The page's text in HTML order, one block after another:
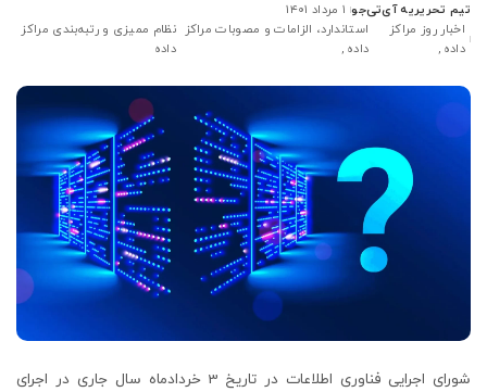
ارسال
شده
توسط
تیم تحریریه آی‌تی‌جو ۱ مرداد ۱۴۰۱
اخبار روز مراکز
داده
استاندارد، الزامات و مصوبات مراکز
داده
نظام ممیزی و رتبه‌بندی مراکز
داده
شورای اجرایی فناوری اطلاعات در تاریخ 3 خردادماه سال جاری در اجرای